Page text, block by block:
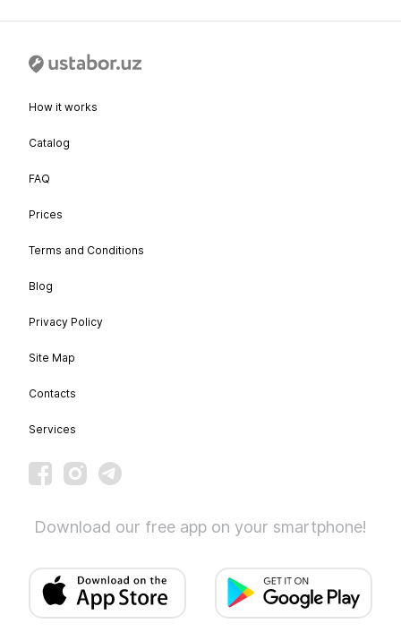
How it works
Catalog
FAQ
Prices
Terms and Conditions
Blog
Privacy Policy
Site Map
Contacts
Services
Download our free app on your smartphone!